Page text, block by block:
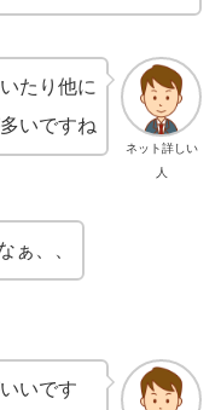
ネット詳しい
人
たり他に
いですね
ぁ、、
いです